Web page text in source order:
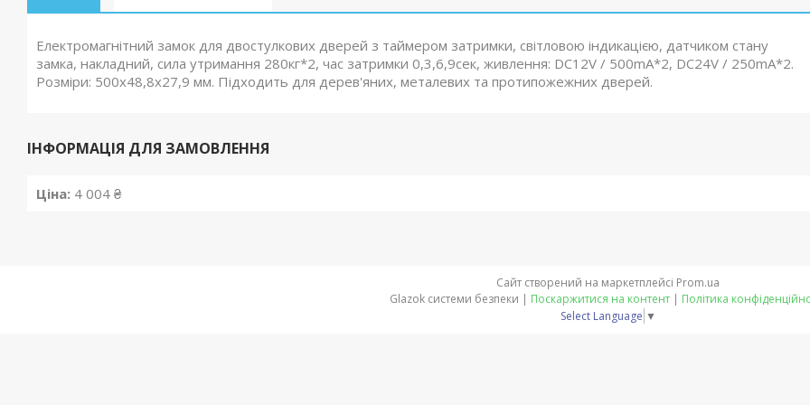
Електромагнітний замок для двостулкових дверей з таймером затримки, світловою індикацією, датчиком стану
замка, накладний, сила утримання 280кг*2, час затримки 0,3,6,9сек, живлення: DC12V / 500mA*2, DC24V / 250mA*2.
Розміри: 500х48,8х27,9 мм. Підходить для дерев'яних, металевих та протипожежних дверей.
ІНФОРМАЦІЯ ДЛЯ ЗАМОВЛЕННЯ
Ціна: 4 004 ₴
Сайт створений на маркетплейсі Prom.ua
Glazok системи безпеки | Поскаржитися на контент | Політика
Select Language ▼